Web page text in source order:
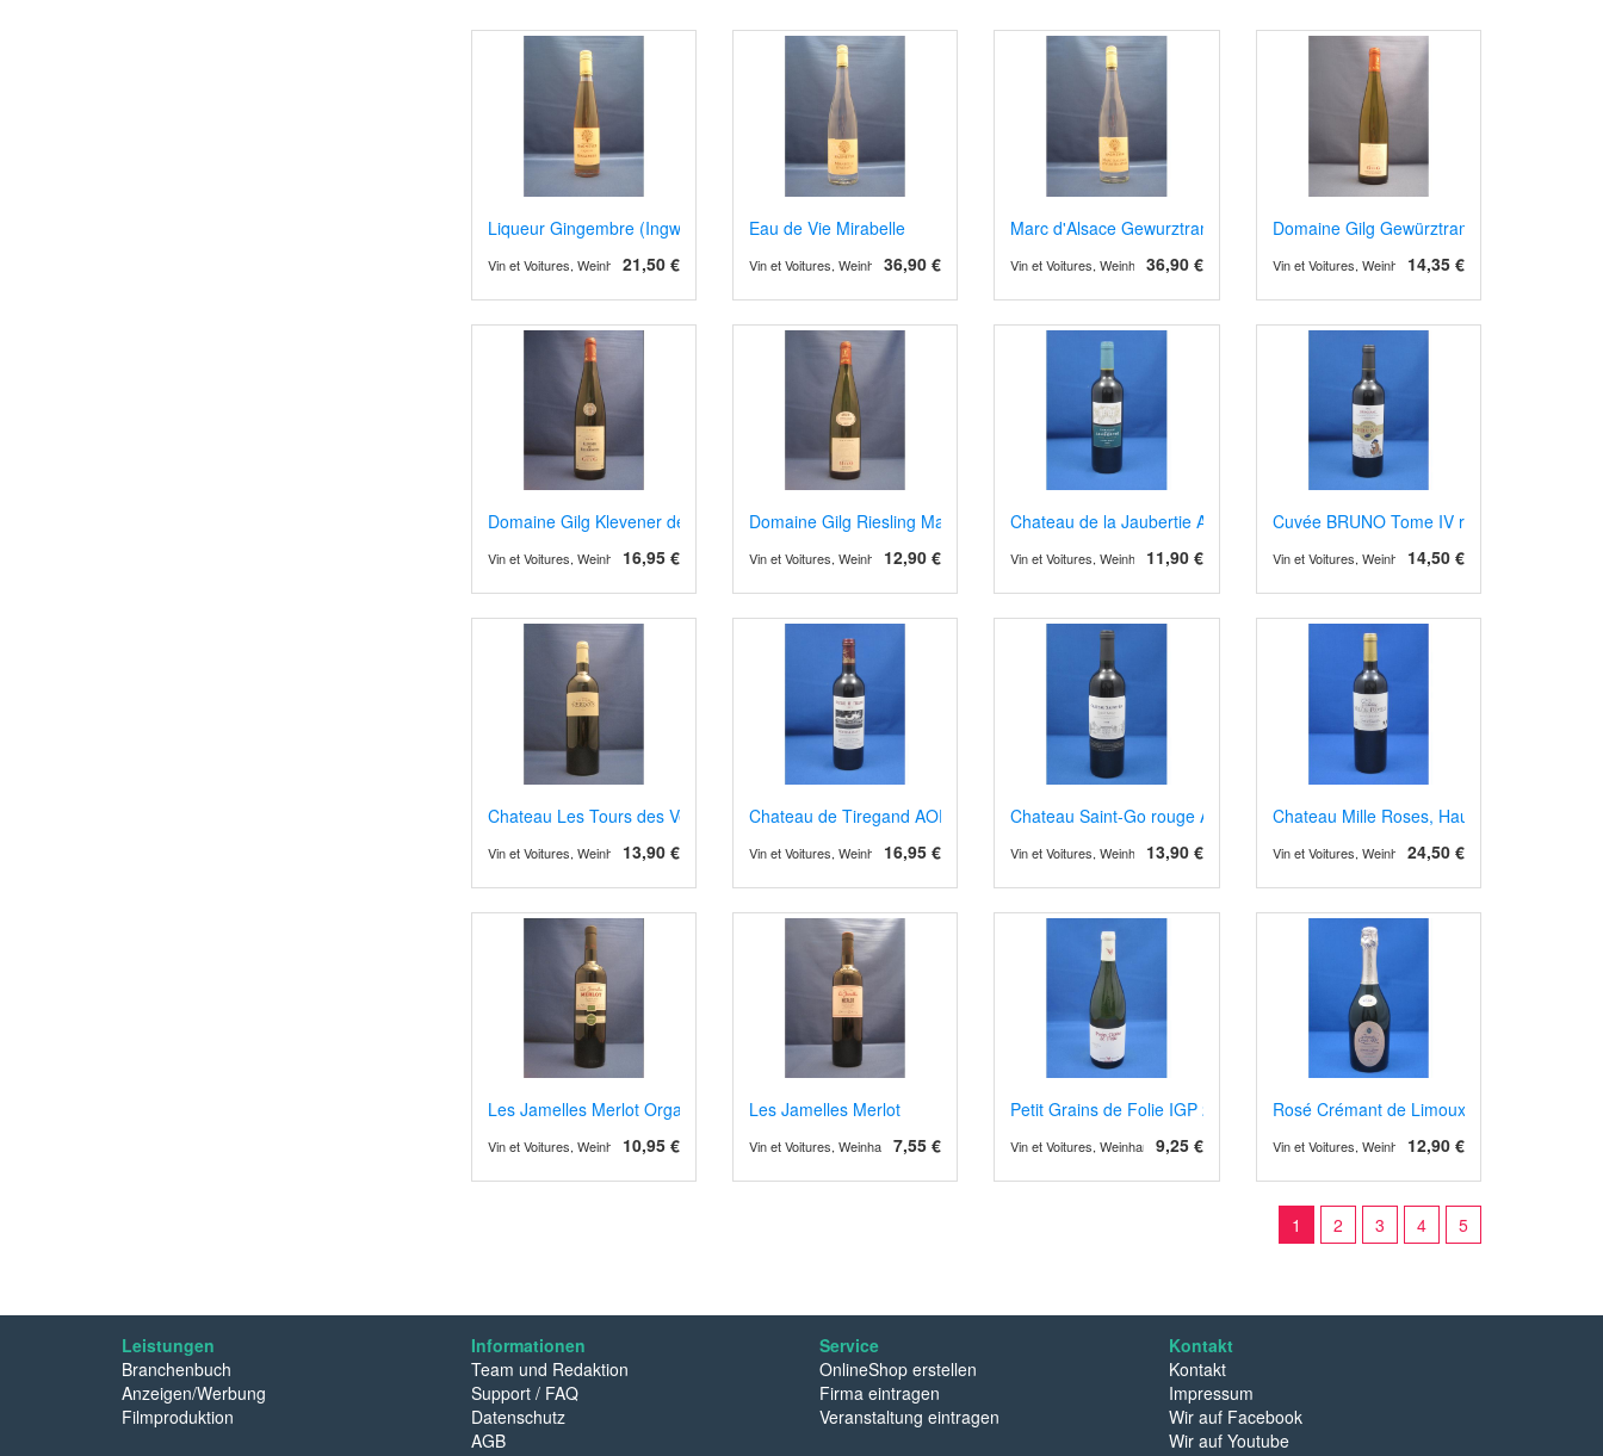
Liqueur Gingembre (Ingwer)
21,50 €
Vin et Voitures, Weinhandel und Weinimport
Eau de Vie Mirabelle
36,90 €
Vin et Voitures, Weinhandel und Weinimport
Marc d'Alsace Gewurztraminer
36,90 €
Vin et Voitures, Weinhandel und Weinimport
Domaine Gilg Gewürztraminer, Bio
14,35 €
Vin et Voitures, Weinhandel und Weinimport
Domaine Gilg Klevener de Heiligenstein 2023/4
16,95 €
Vin et Voitures, Weinhandel und Weinimport
Domaine Gilg Riesling Marnes et Calcaire 2023
12,90 €
Vin et Voitures, Weinhandel und Weinimport
Chateau de la Jaubertie AOP Bergerac rot, Barrique
11,90 €
Vin et Voitures, Weinhandel und Weinimport
Cuvée BRUNO Tome IV rot, AOP Bergerac
14,50 €
Vin et Voitures, Weinhandel und Weinimport
Chateau Les Tours des Verdots AOPCotes de Bergerac 2021 rot, Barrique
13,90 €
Vin et Voitures, Weinhandel und Weinimport
Chateau de Tiregand AOP Pecharment 2023 rot, Barrique
16,95 €
Vin et Voitures, Weinhandel und Weinimport
Chateau Saint-Go rouge AOP Saint Mont 2019
13,90 €
Vin et Voitures, Weinhandel und Weinimport
Chateau Mille Roses, Haut Médoc 2022,
24,50 €
Vin et Voitures, Weinhandel und Weinimport
Les Jamelles Merlot Organic
10,95 €
Vin et Voitures, Weinhandel und Weinimport
Les Jamelles Merlot
7,55 €
Vin et Voitures, Weinhandel und Weinimport
Petit Grains de Folie IGP 2022/4
9,25 €
Vin et Voitures, Weinhandel und Weinimport
Rosé Crémant de Limoux Grande Cuvée
12,90 €
Vin et Voitures, Weinhandel und Weinimport
1 2 3 4 5
Leistungen
Branchenbuch
Anzeigen/Werbung
Filmproduktion
Informationen
Team und Redaktion
Support / FAQ
Datenschutz
AGB
Service
OnlineShop erstellen
Firma eintragen
Veranstaltung eintragen
Kontakt
Kontakt
Impressum
Wir auf Facebook
Wir auf Youtube